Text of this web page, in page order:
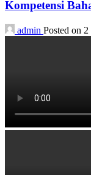
Kompetensi
admin Posted on